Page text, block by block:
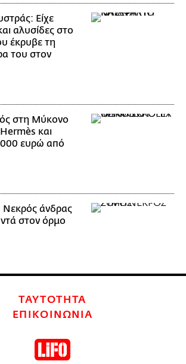
Είχε
αλυσίδες στο
έκρυβε τη
του στον
στη Μύκονο
και
ευρώ από
Νεκρός άνδρας
στον όρμο
ΤΑΥΤΟΤΗΤΑ
ΕΠΙΚΟΙΝΩΝΙΑ